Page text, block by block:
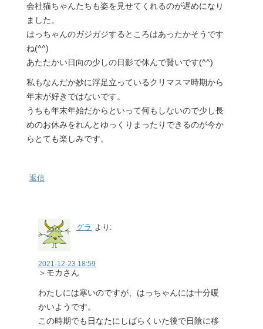
会社猫ちゃんたちも姿を見せてくれるのが遅めになり
ました。
はっちゃんのガジガジするところはあったかそうです
ね(^^)
あたたかい日向の少しの日影で休んで賢いです(^^)
私もなんだか妙に浮足立っているクリマスマ時期から
年末が好きではないです。
うちも年末年始だからといって何もしないので少し長
めのお休みをれんとゆっくりまったりできるのが今か
らとても楽しみです。
返信
グラ より:
2021-12-23 18:59
＞モカさん
わたしには寒いのですが、はっちゃんには十分暖
かいようです。
この時期でも日なたにしばらくいた後で日陰に移